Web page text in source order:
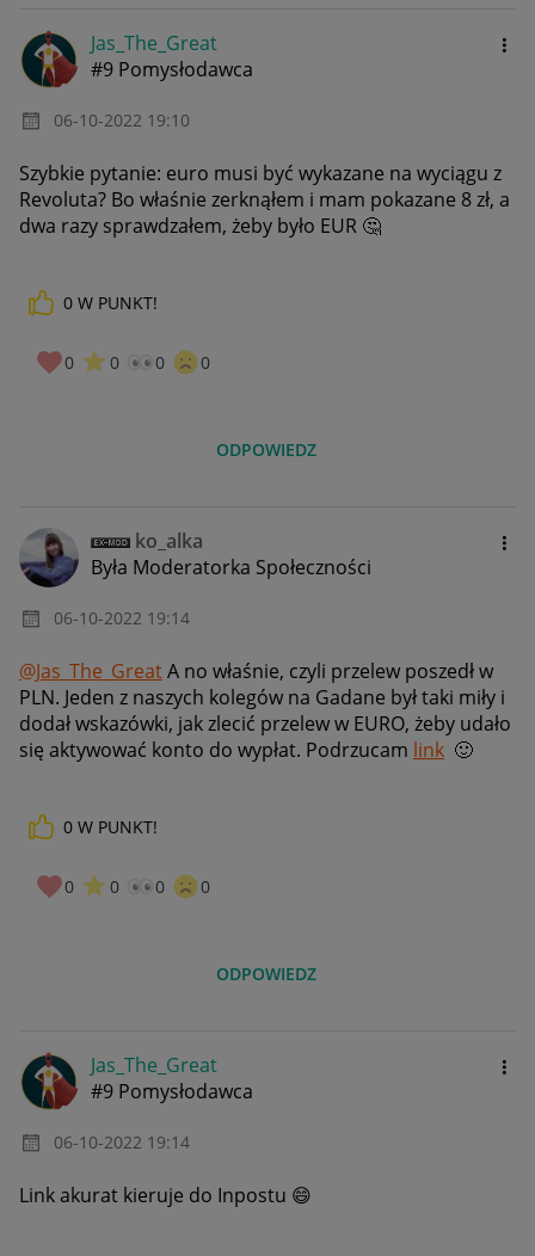
Jas_The_Great
#9 Pomysłodawca
‎06-10-2022 19:10
Szybkie pytanie: euro musi być wykazane na wyciągu z
Revoluta? Bo właśnie zerknąłem i mam pokazane 8 zł, a
dwa razy sprawdzałem, żeby było EUR 🤔
0 W PUNKT!
0 0 0 0
ODPOWIEDZ
ko_alka
Była Moderatorka Społeczności
‎06-10-2022 19:14
@Jas_The_GreatA no właśnie, czyli przelew poszedł w
PLN. Jeden z naszych kolegów na Gadane był taki miły i
dodał wskazówki, jak zlecić przelew w EURO, żeby udało
się aktywować konto do wypłat. Podrzucam link 🙂
0 W PUNKT!
0 0 0 0
ODPOWIEDZ
Jas_The_Great
#9 Pomysłodawca
‎06-10-2022 19:14
Link akurat kieruje do Inpostu 😄